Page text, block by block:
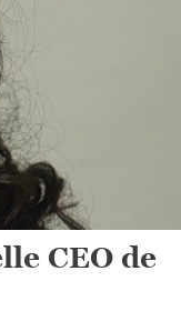
CEO de